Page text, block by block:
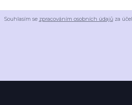
Souhlasím se zpracováním osobních údajůza